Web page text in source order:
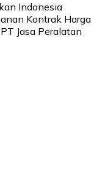
Indonesia
Kontrak Harga
Jasa Peralatan